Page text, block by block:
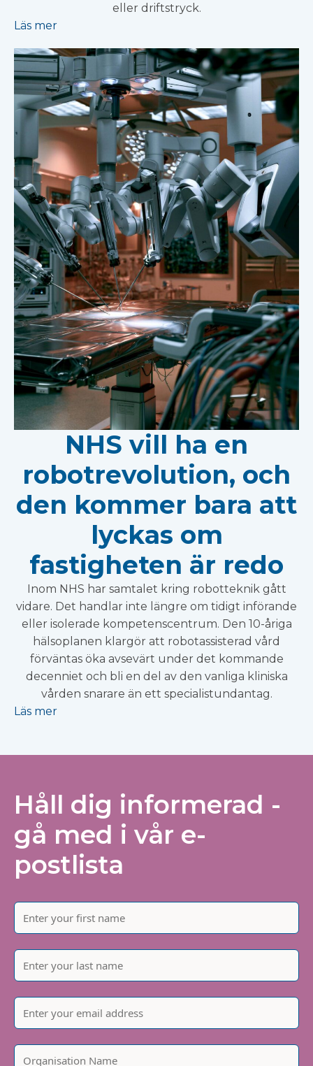
eller driftstryck.
Läs mer
NHS vill ha en
robotrevolution, och
den kommer bara att
lyckas om
fastigheten är redo
Inom NHS har samtalet kring robotteknik gått
vidare. Det handlar inte längre om tidigt införande
eller isolerade kompetenscentrum. Den 10-åriga
hälsoplanen klargör att robotassisterad vård
förväntas öka avsevärt under det kommande
decenniet och bli en del av den vanliga kliniska
vården snarare än ett specialistundantag.
Läs mer
Håll dig informerad -
gå med i vår e-
postlista